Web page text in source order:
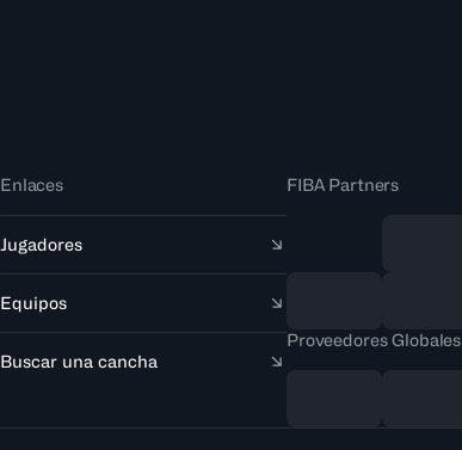
Enlaces
Jugadores
Equipos
Buscar una cancha
FIBA Partners
Proveedores Globales